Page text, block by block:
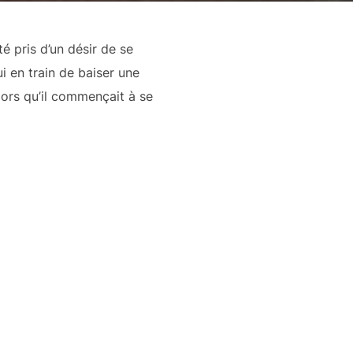
pris d’un désir de se
en train de baiser une
qu’il commençait à se